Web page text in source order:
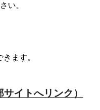
い。
ます。
イトへリンク）